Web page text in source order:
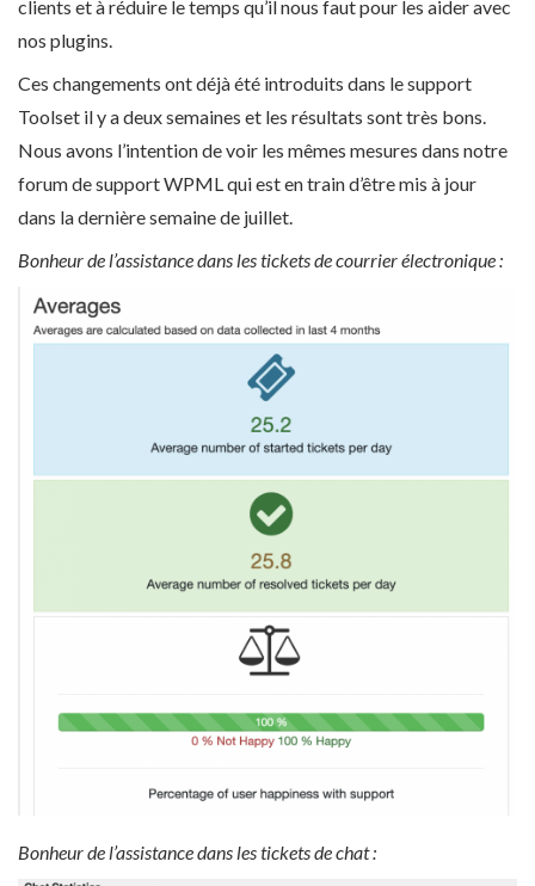
clients et à réduire le temps qu’il nous faut pour les aider avec
nos plugins.
Ces changements ont déjà été introduits dans le support
Toolset il y a deux semaines et les résultats sont très bons.
Nous avons l’intention de voir les mêmes mesures dans notre
forum de support WPML qui est en train d’être mis à jour
dans la dernière semaine de juillet.
Bonheur de l’assistance dans les tickets de courrier électronique :
Bonheur de l’assistance dans les tickets de chat :